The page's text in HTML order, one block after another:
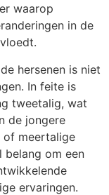
waarop
in de
hersenen is niet
In feite is
tweetalig, wat
de jongere
of meertalige
om een
ervaringen.